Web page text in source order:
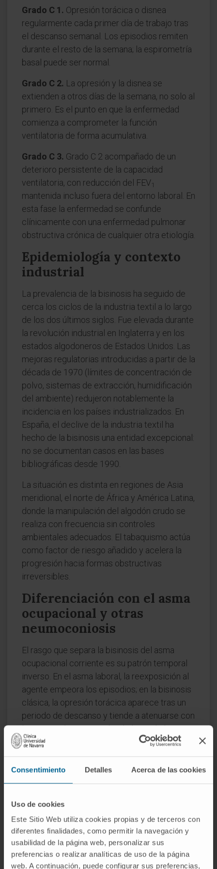
Consentimiento Detalles Acerca de las cookies
Uso de cookies
Este Sitio Web utiliza cookies propias y de terceros con
diferentes finalidades, como permitir la navegación y
usabilidad de la página web, personalizar sus
preferencias o realizar analíticas de uso de la página
web. A continuación, puede configurar sus preferencias,
Grado C 1. Opresión torácica o disnea
regularmente cada primer día de trabajo tras
el descanso semanal. Los episodios remiten
durante el resto de la semana; la espirometría
basal puede ser normal.
Grado C 2. La opresión y la disnea se
extienden a otros días de la semana, no solo al
primero. Es el punto en que la enfermedad
comienza a comprometer la función
ventilatoria de forma acumulativa.
Grado C 3. Grado C 2 acompañado de un
deterioro persistente de la capacidad
ventilatoria, con reducción del FEV1
mantenida incluso fuera del entorno laboral. En
esta fase la enfermedad se confunde
clínicamente con una enfermedad pulmonar
obstructiva crónica de cualquier otra etiología.
Epidemiología y contexto
industrial
La prevalencia de la bisinosis ha seguido de
cerca los ciclos de la industria textil a lo largo
de los dos últimos siglos. Fue elevada durante
la revolución industrial en Inglaterra y en los
estados algodoneros de Estados Unidos. Las
mejoras regulatorias introducidas a partir de la
década de 1970 (límites de concentración de
polvo, sistemas de extracción, humidificación
del ambiente) redujeron notablemente la
incidencia en los países industrializados. En
España, el declive de la industria textil ha
hecho de la bisinosis una entidad excepcional:
no se documentan casos en las bases
bibliográficas desde 1990.
La situación es distinta en regiones de Asia
meridional, el norte de África y América Latina,
donde la manipulación del algodón crudo se
realiza con frecuencia sin controles
ambientales adecuados. El tabaquismo actúa
como factor de riesgo añadido y acelera la
progresión hacia formas obstructivas
irreversibles.
Diferenciación con el asma
ocupacional y otras
neumoconiosis
El rasgo que separa la bisinosis del asma
ocupacional corriente es su patrón temporal
inverso. En el asma laboral, la reexposición al
agente empeora los episodios; en la bisinosis
clásica, la opresión torácica aparece tras un
periodo de descanso y tiende a atenuarse con
la exposición continuada a lo largo de la
semana. Este fenómeno, conocido
coloquialmente como "fiebre del lunes" o
Monday fever
, fue precisamente lo que
permitió identificar la bisinosis como entidad
La distinción con otras neumoconiosis radica
en el tipo de partícula inhalada. La silicosis se
debe a polvo inorgánico de sílice cristalina y
produce una fibrosis nodular progresiva. La